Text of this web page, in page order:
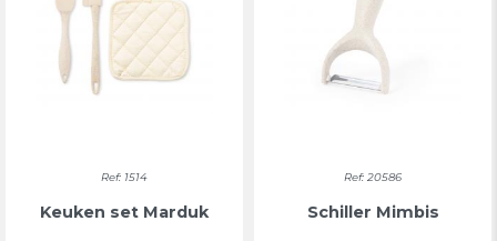
Ref: 1514
Keuken set Marduk
Ref: 20586
Schiller Mimbis